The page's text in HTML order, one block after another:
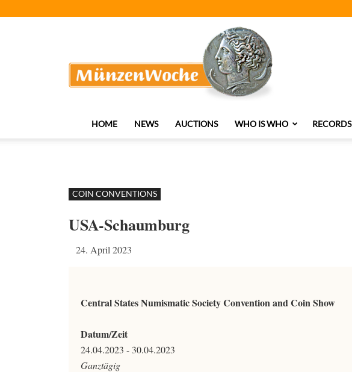
HOME NEWS AUCTIONS WHO IS WHO RECORDS
COIN CONVENTIONS
USA-Schaumburg
24. April 2023
Central States Numismatic Society Convention and Coin Show
Datum/Zeit
24.04.2023 - 30.04.2023
Ganztägig